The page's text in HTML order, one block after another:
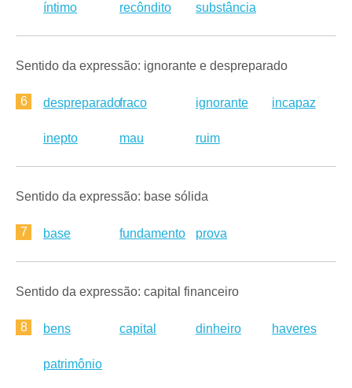
íntimo recôndito substância
Sentido da expressão: ignorante e despreparado
6 despreparadofraco ignorante incapaz
inepto mau ruim
Sentido da expressão: base sólida
7 base fundamento prova
Sentido da expressão: capital financeiro
8 bens capital dinheiro haveres
patrimônio